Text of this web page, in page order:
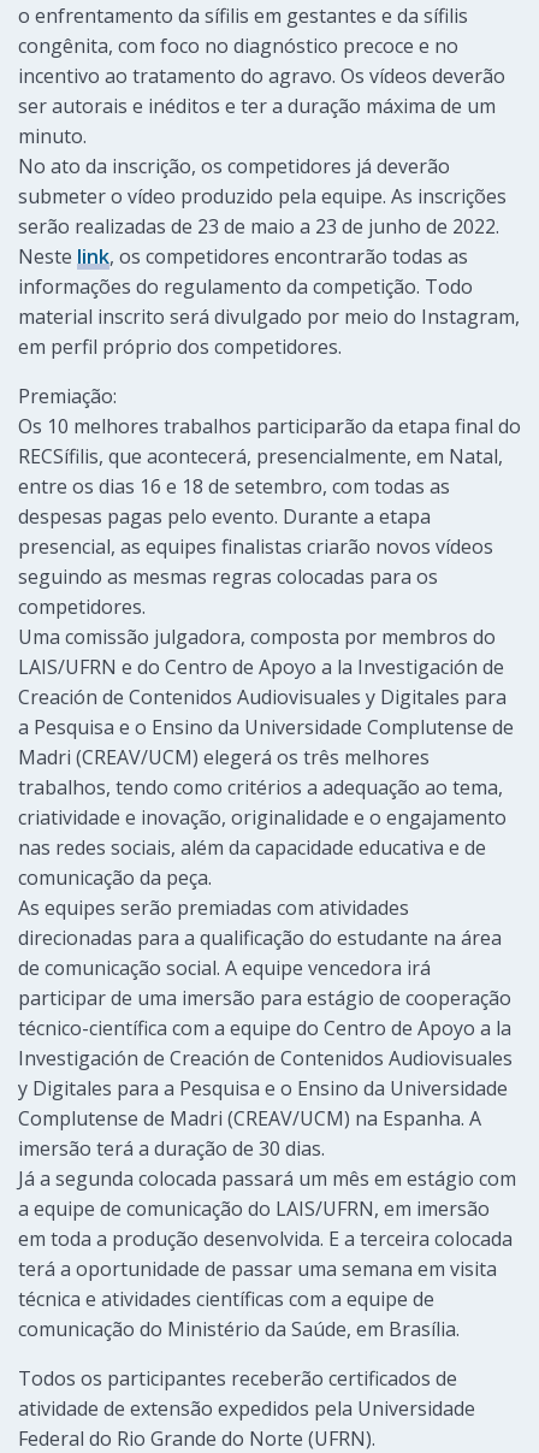
o enfrentamento da sífilis em gestantes e da sífilis
congênita, com foco no diagnóstico precoce e no
incentivo ao tratamento do agravo. Os vídeos deverão
ser autorais e inéditos e ter a duração máxima de um
minuto.
No ato da inscrição, os competidores já deverão
submeter o vídeo produzido pela equipe. As inscrições
serão realizadas de 23 de maio a 23 de junho de 2022.
Neste link, os competidores encontrarão todas as
informações do regulamento da competição. Todo
material inscrito será divulgado por meio do Instagram,
em perfil próprio dos competidores.
Premiação:
Os 10 melhores trabalhos participarão da etapa final do
RECSífilis, que acontecerá, presencialmente, em Natal,
entre os dias 16 e 18 de setembro, com todas as
despesas pagas pelo evento. Durante a etapa
presencial, as equipes finalistas criarão novos vídeos
seguindo as mesmas regras colocadas para os
competidores.
Uma comissão julgadora, composta por membros do
LAIS/UFRN e do Centro de Apoyo a la Investigación de
Creación de Contenidos Audiovisuales y Digitales para
a Pesquisa e o Ensino da Universidade Complutense de
Madri (CREAV/UCM) elegerá os três melhores
trabalhos, tendo como critérios a adequação ao tema,
criatividade e inovação, originalidade e o engajamento
nas redes sociais, além da capacidade educativa e de
comunicação da peça.
As equipes serão premiadas com atividades
direcionadas para a qualificação do estudante na área
de comunicação social. A equipe vencedora irá
participar de uma imersão para estágio de cooperação
técnico-científica com a equipe do Centro de Apoyo a la
Investigación de Creación de Contenidos Audiovisuales
y Digitales para a Pesquisa e o Ensino da Universidade
Complutense de Madri (CREAV/UCM) na Espanha. A
imersão terá a duração de 30 dias.
Já a segunda colocada passará um mês em estágio com
a equipe de comunicação do LAIS/UFRN, em imersão
em toda a produção desenvolvida. E a terceira colocada
terá a oportunidade de passar uma semana em visita
técnica e atividades científicas com a equipe de
comunicação do Ministério da Saúde, em Brasília.
Todos os participantes receberão certificados de
atividade de extensão expedidos pela Universidade
Federal do Rio Grande do Norte (UFRN).